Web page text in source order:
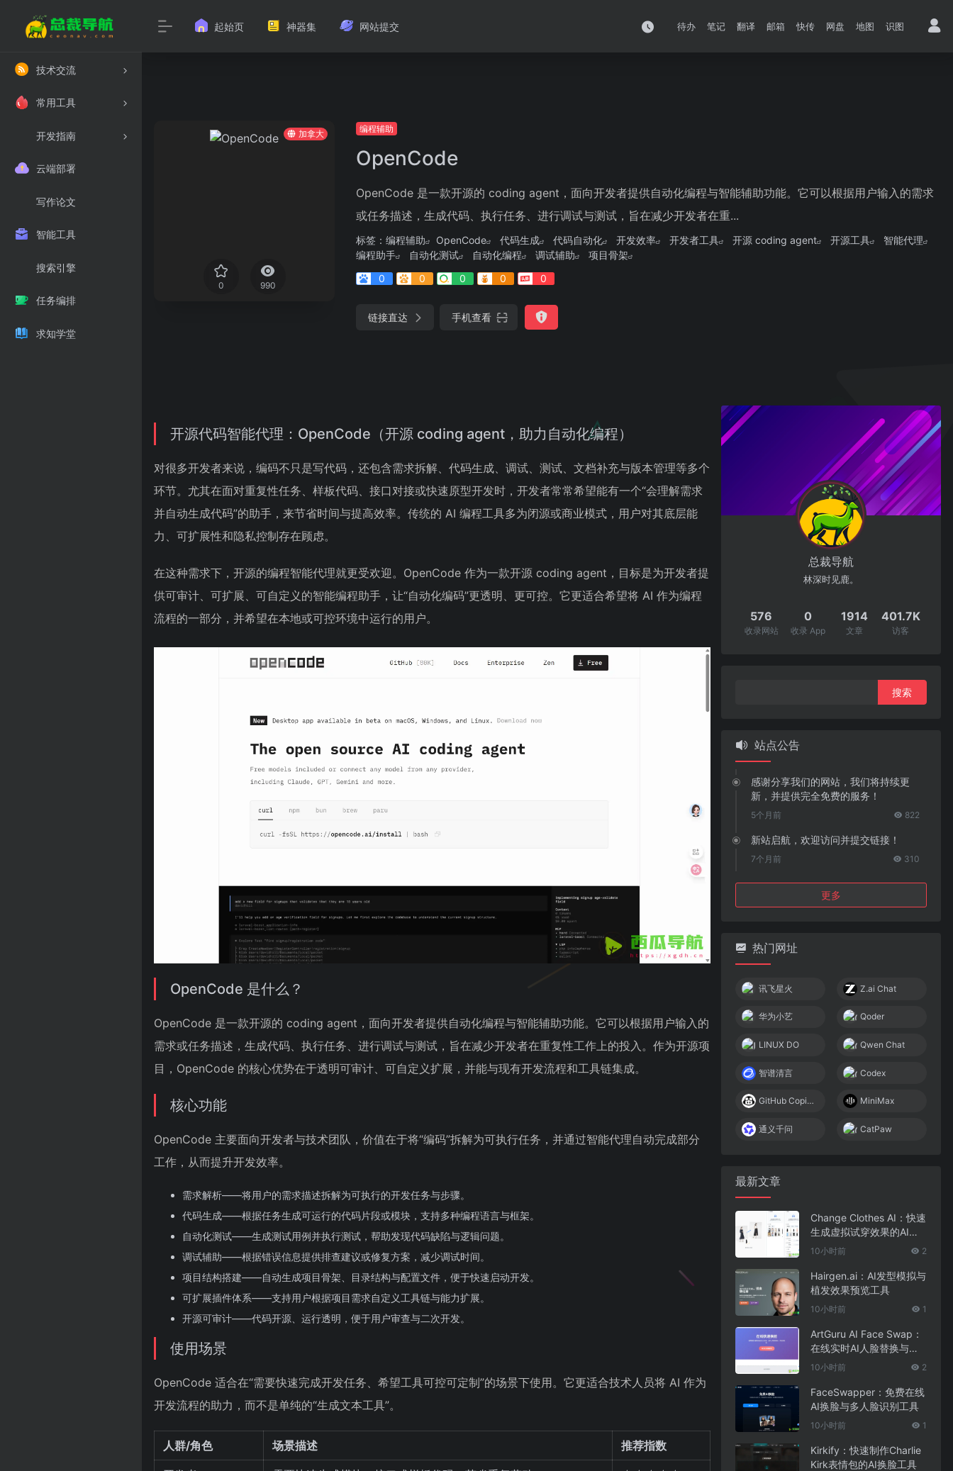
技术交流
常用工具
开发指南
云端部署
写作论文
智能工具
搜索引擎
任务编排
求知学堂
起始页 神器集 网站提交 待办 笔记 翻译 邮箱 快传 网盘 地图 识图
加拿大
0 990
编程辅助
OpenCode
OpenCode 是一款开源的 coding agent，面向开发者提供自动化编程与智能辅助功能。它可以根据用户输入的需求
或任务描述，生成代码、执行任务、进行调试与测试，旨在减少开发者在重...
标签： 编程辅助 OpenCode 代码生成 代码自动化 开发效率 开发者工具 开源 coding agent 开源工具
智能代理
编程助手
自动化测试 自动化编程 调试辅助
项目骨架
0
0 0 0 0
链接直达 手机查看
开源代码智能代理：OpenCode（开源 coding agent，助力自动化编程）
对很多开发者来说，编码不只是写代码，还包含需求拆解、代码生成、调试、测试、文档补充与版本管理等多个
环节。尤其在面对重复性任务、样板代码、接口对接或快速原型开发时，开发者常常希望能有一个“会理解需求
并自动生成代码”的助手，来节省时间与提高效率。传统的 AI 编程工具多为闭源或商业模式，用户对其底层能
力、可扩展性和隐私控制存在顾虑。
在这种需求下，开源的编程智能代理就更受欢迎。OpenCode 作为一款开源 coding agent，目标是为开发者提
供可审计、可扩展、可自定义的智能编程助手，让“自动化编码”更透明、更可控。它更适合希望将 AI 作为编程
流程的一部分，并希望在本地或可控环境中运行的用户。
OpenCode 是什么？
OpenCode 是一款开源的 coding agent，面向开发者提供自动化编程与智能辅助功能。它可以根据用户输入的
需求或任务描述，生成代码、执行任务、进行调试与测试，旨在减少开发者在重复性工作上的投入。作为开源项
目，OpenCode 的核心优势在于透明可审计、可自定义扩展，并能与现有开发流程和工具链集成。
核心功能
OpenCode 主要面向开发者与技术团队，价值在于将“编码”拆解为可执行任务，并通过智能代理自动完成部分
工作，从而提升开发效率。
需求解析——将用户的需求描述拆解为可执行的开发任务与步骤。
代码生成——根据任务生成可运行的代码片段或模块，支持多种编程语言与框架。
自动化测试——生成测试用例并执行测试，帮助发现代码缺陷与逻辑问题。
调试辅助——根据错误信息提供排查建议或修复方案，减少调试时间。
项目结构搭建——自动生成项目骨架、目录结构与配置文件，便于快速启动开发。
可扩展插件体系——支持用户根据项目需求自定义工具链与能力扩展。
开源可审计——代码开源、运行透明，便于用户审查与二次开发。
使用场景
OpenCode 适合在“需要快速完成开发任务、希望工具可控可定制”的场景下使用。它更适合技术人员将 AI 作为
开发流程的助力，而不是单纯的“生成文本工具”。
人群/角色 场景描述 推荐指数
总裁导航
林深时见鹿。
576
收录网站
0
收录 App
1914
文章
401.7K
访客
站点公告
感谢分享我们的网站，我们将持续更
新，并提供完全免费的服务！
5个月前 822
新站启航，欢迎访问并提交链接！
7个月前 310
更多
热门网址
讯飞星火 Z.ai Chat
华为小艺 Qoder
LINUX DO Qwen Chat
智谱清言 Codex
GitHub Copilot MiniMax
通义千问 CatPaw
最新文章
Change Clothes AI：快速
生成虚拟试穿效果的AI换
装工具
10小时前 2
Hairgen.ai：AI发型模拟与
植发效果预览工具
10小时前 1
ArtGuru AI Face Swap：
在线实时AI人脸替换与照
片编辑工具
10小时前 2
FaceSwapper：免费在线
AI换脸与多人脸识别工具
10小时前 1
Kirkify：快速制作Charlie
Kirk表情包的AI换脸工具